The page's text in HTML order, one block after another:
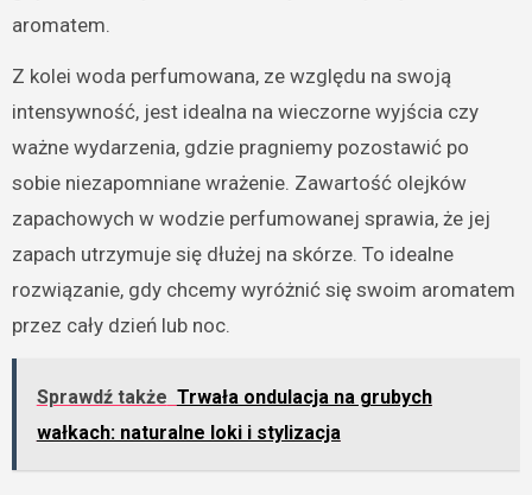
aromatem.
Z kolei woda perfumowana, ze względu na swoją
intensywność, jest idealna na wieczorne wyjścia czy
ważne wydarzenia, gdzie pragniemy pozostawić po
sobie niezapomniane wrażenie. Zawartość olejków
zapachowych w wodzie perfumowanej sprawia, że jej
zapach utrzymuje się dłużej na skórze. To idealne
rozwiązanie, gdy chcemy wyróżnić się swoim aromatem
przez cały dzień lub noc.
Sprawdź także Trwała ondulacja na grubych
wałkach: naturalne loki i stylizacja